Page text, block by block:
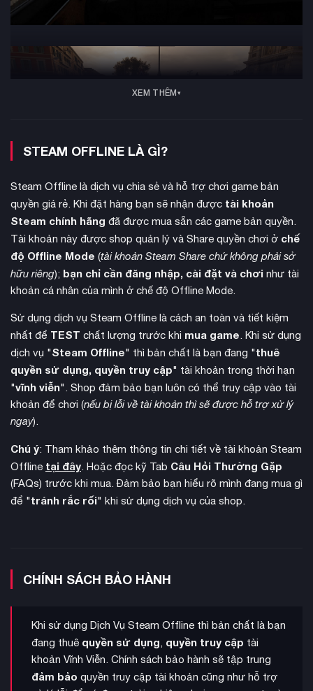
XEM THÊM
STEAM OFFLINE LÀ GÌ?
Steam Offline là dịch vụ chia sẻ và hỗ trợ chơi game bản
quyền giá rẻ. Khi đặt hàng bạn sẽ nhận được tài khoản
Steam chính hãng đã được mua sẵn các game bản quyền.
Tài khoản này được shop quản lý và Share quyền chơi ở chế
độ Offline Mode (tài khoản Steam Share chứ không phải sở
hữu riêng); bạn chỉ cần đăng nhập, cài đặt và chơi như tài
khoản cá nhân của mình ở chế độ Offline Mode.
Sử dụng dịch vụ Steam Offline là cách an toàn và tiết kiệm
nhất để TEST chất lượng trước khi mua game. Khi sử dụng
dịch vụ "Steam Offline" thì bản chất là bạn đang "thuê
quyền sử dụng, quyền truy cập" tài khoản trong thời hạn
"vĩnh viễn". Shop đảm bảo bạn luôn có thể truy cập vào tài
khoản để chơi (nếu bị lỗi về tài khoản thì sẽ được hỗ trợ xử lý
ngay).
Chú ý: Tham khảo thêm thông tin chi tiết về tài khoản Steam
Offline tại đây. Hoặc đọc kỹ Tab Câu Hỏi Thường Gặp
(FAQs) trước khi mua. Đảm bảo bạn hiểu rõ mình đang mua gì
để "tránh rắc rối" khi sử dụng dịch vụ của shop.
CHÍNH SÁCH BẢO HÀNH
Khi sử dụng Dịch Vụ Steam Offline thì bản chất là bạn
đang thuê quyền sử dụng, quyền truy cập tài
khoản Vĩnh Viễn. Chính sách bảo hành sẽ tập trung
đảm bảo quyền truy cập tài khoản cũng như hỗ trợ